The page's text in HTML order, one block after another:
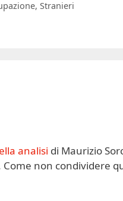
, Stranieri
analisi di Maurizio
non condividere